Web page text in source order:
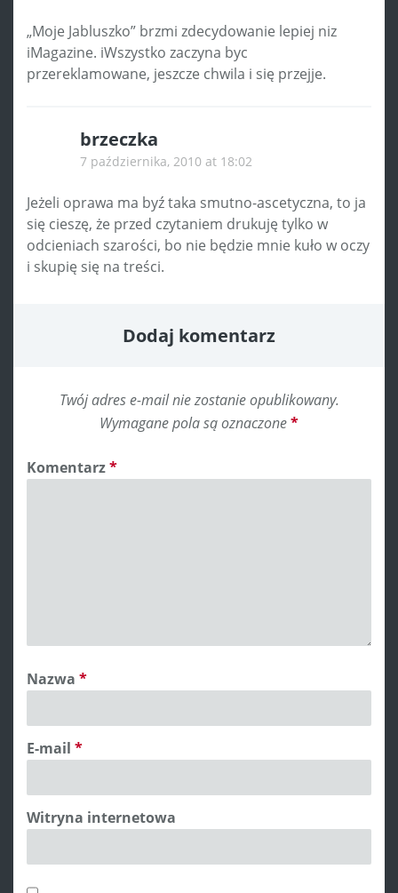
„Moje Jabluszko” brzmi zdecydowanie lepiej niz
iMagazine. iWszystko zaczyna byc
przereklamowane, jeszcze chwila i się przejje.
brzeczka
7 października, 2010 at 18:02
Jeżeli oprawa ma byź taka smutno-ascetyczna, to ja
się cieszę, że przed czytaniem drukuję tylko w
odcieniach szarości, bo nie będzie mnie kuło w oczy
i skupię się na treści.
Dodaj komentarz
Twój adres e-mail nie zostanie opublikowany.
Wymagane pola są oznaczone*
Komentarz*
Nazwa *
E-mail *
Witryna internetowa